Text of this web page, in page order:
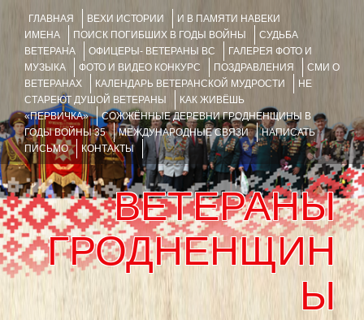
ГЛАВНАЯ ВЕХИ ИСТОРИИ
И В ПАМЯТИ НАВЕКИ
ИМЕНА
ПОИСК ПОГИБШИХ В ГОДЫ ВОЙНЫ
СУДЬБА
ВЕТЕРАНА
ОФИЦЕРЫ- ВЕТЕРАНЫ ВС
ГАЛЕРЕЯ ФОТО И
МУЗЫКА
ФОТО И ВИДЕО КОНКУРС ПОЗДРАВЛЕНИЯ
СМИ О
ВЕТЕРАНАХ
КАЛЕНДАРЬ ВЕТЕРАНСКОЙ МУДРОСТИ
НЕ
СТАРЕЮТ ДУШОЙ ВЕТЕРАНЫ
КАК ЖИВЁШЬ
«ПЕРВИЧКА»
СОЖЖЁННЫЕ ДЕРЕВНИ ГРОДНЕНЩИНЫ В
ГОДЫ ВОЙНЫ 35
МЕЖДУНАРОДНЫЕ СВЯЗИ
НАПИСАТЬ
ПИСЬМО
КОНТАКТЫ
ВЕТЕРАНЫ
ГРОДНЕНЩИН
Ы